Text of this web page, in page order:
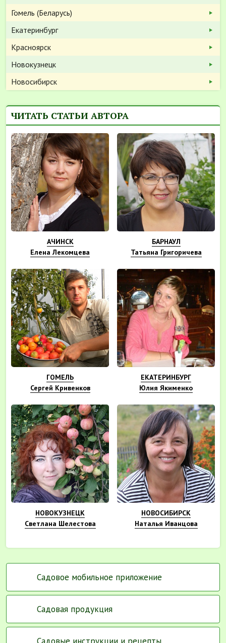
Гомель (Беларусь)
Екатеринбург
Красноярск
Новокузнецк
Новосибирск
ЧИТАТЬ СТАТЬИ АВТОРА
АЧИНСК
Елена Лекомцева
БАРНАУЛ
Татьяна Григоричева
ГОМЕЛЬ
Сергей Кривенков
ЕКАТЕРИНБУРГ
Юлия Якименко
НОВОКУЗНЕЦК
Светлана Шелестова
НОВОСИБИРСК
Наталья Иванцова
Садовое мобильное приложение
Садовая продукция